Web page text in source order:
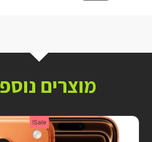
מוצרים
Sale!